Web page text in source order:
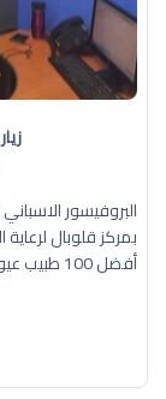
البروفيسور
بمركز قلوبال
أفضل 100 طبيب عيون في العالم